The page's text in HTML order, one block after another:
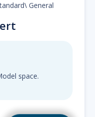
General
space.